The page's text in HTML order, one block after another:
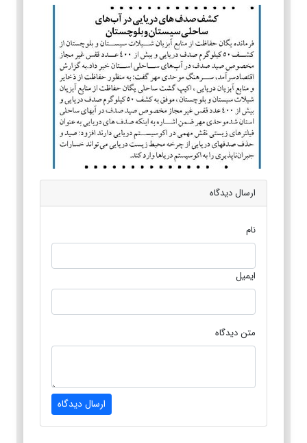
ارسال دیدگاه
نام
ایمیل
متن دیدگاه
ارسال دیدگاه